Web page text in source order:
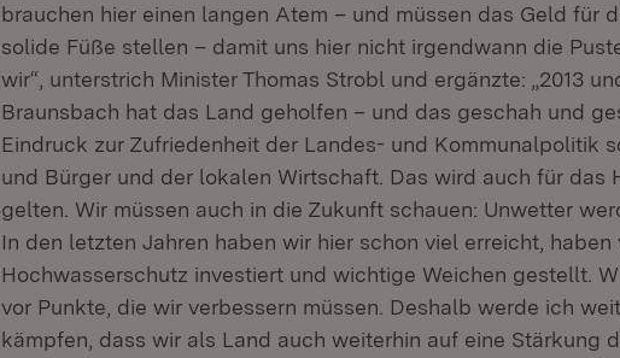
brauchen hier einen langen Atem – und müssen das Geld für
solide Füße stellen – damit uns hier nicht irgendwann die
wir“, unterstrich Minister Thomas Strobl und ergänzte: „2013
Braunsbach hat das Land geholfen – und das geschah und
Eindruck zur Zufriedenheit der Landes- und Kommunalpolitik
und Bürger und der lokalen Wirtschaft. Das wird auch für das
gelten. Wir müssen auch in die Zukunft schauen: Unwetter
In den letzten Jahren haben wir hier schon viel erreicht, haben
Hochwasserschutz investiert und wichtige Weichen gestellt.
vor Punkte, die wir verbessern müssen. Deshalb werde ich
kämpfen, dass wir als Land auch weiterhin auf eine Stärkung